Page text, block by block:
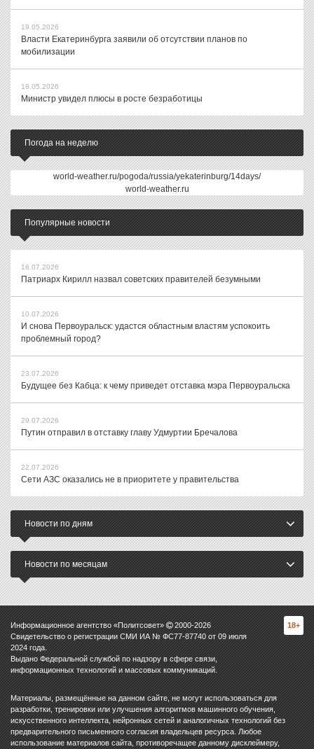
19.05.2026
Власти Екатеринбурга заявили об отсутствии планов по
мобилизации
18.05.2026
Министр увидел плюсы в росте безработицы
Погода на неделю
world-weather.ru/pogoda/russia/yekaterinburg/14days/
world-weather.ru
Популярные новости
16.07.2026
Патриарх Кирилл назвал советских правителей безумными
10.07.2026
И снова Первоуральск: удастся областным властям успокоить
проблемный город?
23.07.2026
Будущее без Кабца: к чему приведет отставка мэра Первоуральска
29.07.2026
Путин отправил в отставку главу Удмуртии Бречалова
22.07.2026
Сети АЗС оказались не в приоритете у правительства
Новости по дням
Новости по месяцам
Информационное агентство «Политсовет» 2000-2026
Свидетельство о регистрации СМИ ИА № ФС77-87740 от 09 июля
2024 года.
Выдано Федеральной службой по надзору в сфере связи,
информационных технологий и массовых коммуникаций.
18+
Материалы, размещённые на данном сайте, не могут использоваться для
разработки, тренировки или улучшения алгоритмов машинного обучения,
искусственного интеллекта, нейронных сетей и аналогичных технологий без
предварительного письменного согласия владельцев ресурса. Любое
использование материалов сайта, противоречащее данному дисклеймеру,